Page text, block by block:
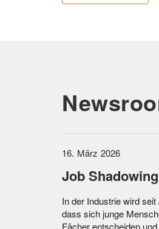
16. März 2026
Job
In der Industrie wird
dass sich junge
Fächer entscheiden